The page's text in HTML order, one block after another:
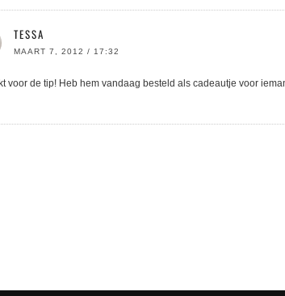
TESSA
MAART 7, 2012 / 17:32
voor de tip! Heb hem vandaag besteld als cadeautje voor